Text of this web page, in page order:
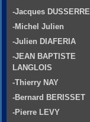
-Jacques DUSSERRE
-Michel Julien
-Julien DIAFERIA
-JEAN BAPTISTE
LANGLOIS
-Thierry NAY
-Bernard BERISSET
-Pierre LEVY